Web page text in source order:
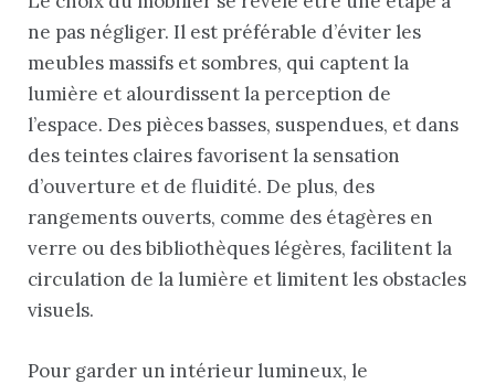
ne pas négliger. Il est préférable d’éviter les
meubles massifs et sombres, qui captent la
lumière et alourdissent la perception de
l’espace. Des pièces basses, suspendues, et dans
des teintes claires favorisent la sensation
d’ouverture et de fluidité. De plus, des
rangements ouverts, comme des étagères en
verre ou des bibliothèques légères, facilitent la
circulation de la lumière et limitent les obstacles
visuels.
Pour garder un intérieur lumineux, le